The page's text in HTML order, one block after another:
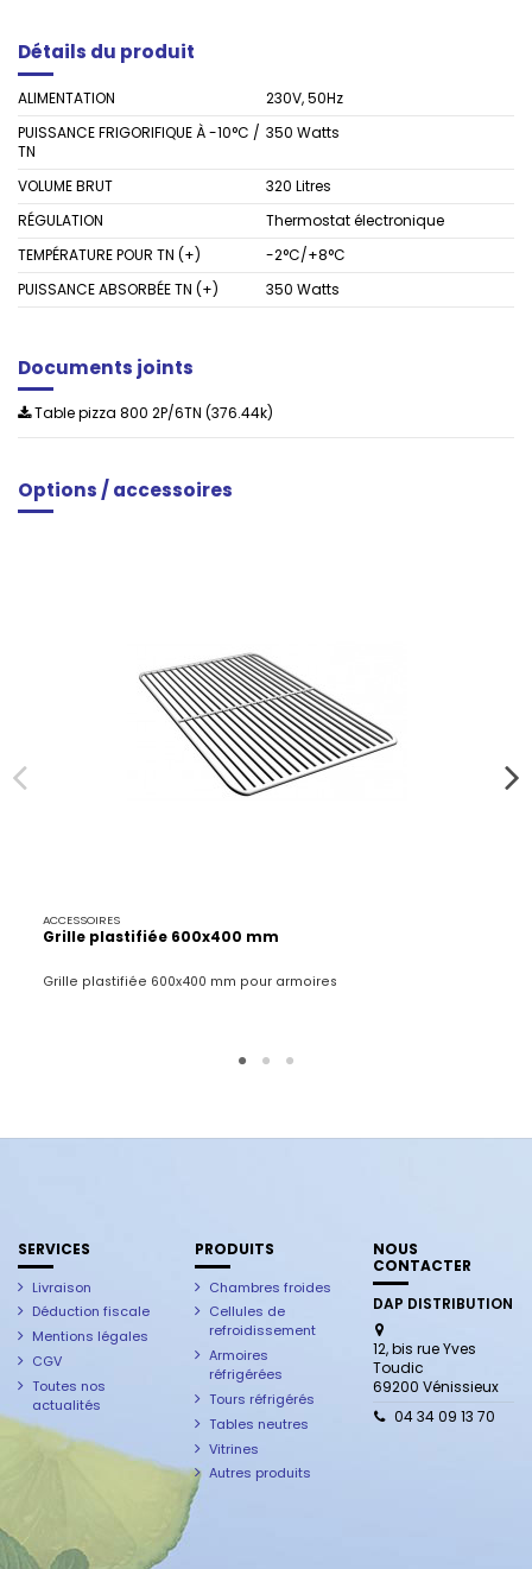
Détails du produit
ALIMENTATION
230V, 50Hz
PUISSANCE FRIGORIFIQUE À -10°C /
TN
350 Watts
VOLUME BRUT
320 Litres
RÉGULATION
Thermostat électronique
TEMPÉRATURE POUR TN (+)
-2°C/+8°C
PUISSANCE ABSORBÉE TN (+)
350 Watts
Documents joints
Table pizza 800 2P/6TN (376.44k)
Options / accessoires
ACCESSOIRES
Grille plastifiée 600x400 mm
Grille plastifiée 600x400 mm pour armoires
SERVICES
Livraison
Déduction fiscale
Mentions légales
CGV
Toutes nos
actualités
PRODUITS
Chambres froides
Cellules de
refroidissement
Armoires
réfrigérées
Tours réfrigérés
Tables neutres
Vitrines
Autres produits
NOUS
CONTACTER
DAP DISTRIBUTION
12, bis rue Yves
Toudic
69200 Vénissieux
04 34 09 13 70